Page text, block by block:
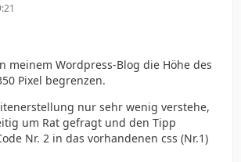
meinem Wordpress-Blog die Höhe des
Pixel begrenzen.
nur sehr wenig verstehe,
um Rat gefragt und den Tipp
Nr. 2 in das vorhandenen css (Nr.1)